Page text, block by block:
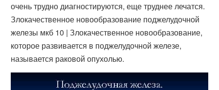
очень трудно диагностируются, еще труднее лечатся.
Злокачественное новообразование поджелудочной
железы мкб 10 | Злокачественное новообразование,
которое развивается в поджелудочной железе,
называется раковой опухолью.